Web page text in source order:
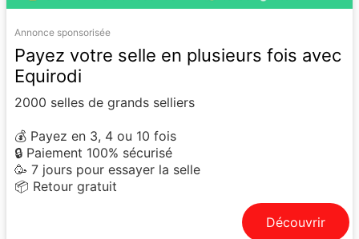
Annonce sponsorisée
Payez votre selle en plusieurs fois avec
Equirodi
2000 selles de grands selliers
💰 Payez en 3, 4 ou 10 fois
🔒 Paiement 100% sécurisé
🥳 7 jours pour essayer la selle
📦 Retour gratuit
Découvrir